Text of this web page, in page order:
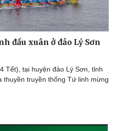
đầu xuân ở đảo Lý Sơn
Tết), tại huyện đảo Lý Sơn, tỉnh
thuyền truyền thống Tứ linh mừng